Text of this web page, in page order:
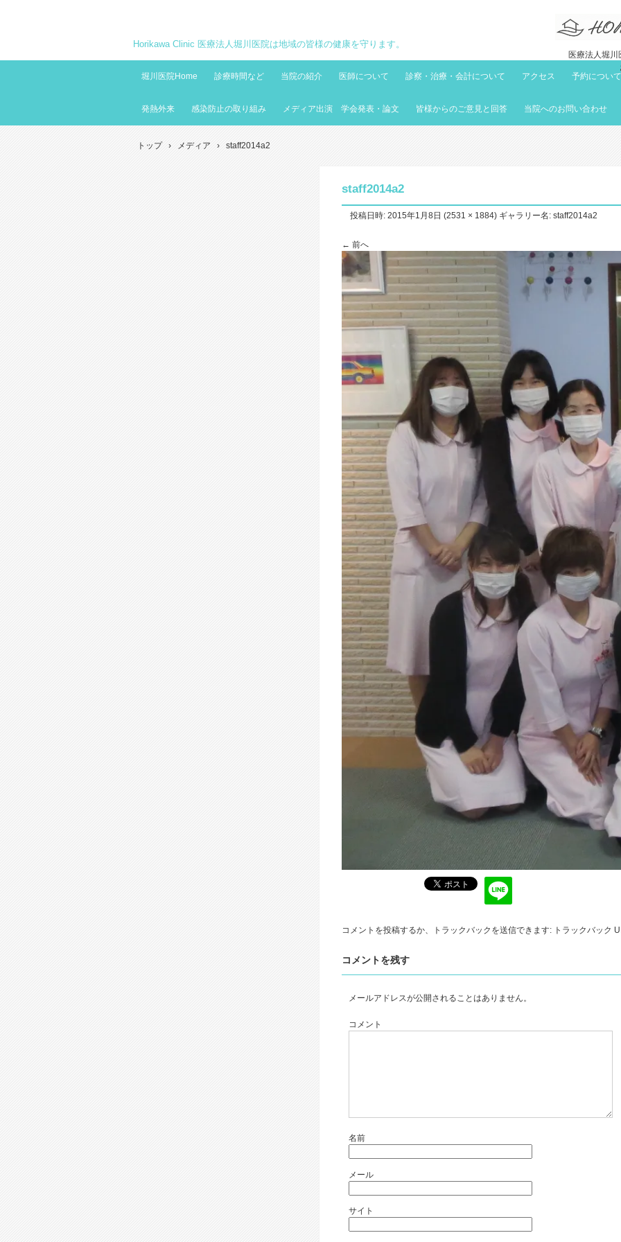
Horikawa Clinic 医療法人堀川医院は地域の皆様の健康を守ります。
医療法人堀
堀川医院Home
診療時間など 当院の紹介 医師について 診察・治療・会計について アクセス 予約について
発熱外来 感染防止の取り組み メディア出演 学会発表・論文 皆様からのご意見と回答 当院へのお問い合わせ
トップ › メディア › staff2014a2
staff2014a2
投稿日時: 2015年1月8日 (2531 × 1884) ギャラリー名: staff2014a2
← 前へ
コメントを投稿するか、トラックバックを送信できます: トラックバック
コメントを残す
メールアドレスが公開されることはありません。
コメント
名前
メール
サイト